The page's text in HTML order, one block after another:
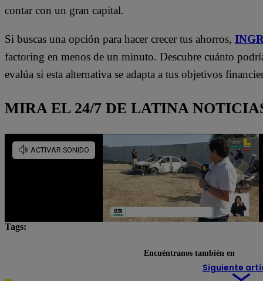
contar con un gran capital.
Si buscas una opción para hacer crecer tus ahorros,
factoring en menos de un minuto. Descubre cuánto
evalúa si esta alternativa se adapta a tus objetivos
MIRA EL 24/7 DE LATINA
Tags:
Siguiente
Encuéntranos también en